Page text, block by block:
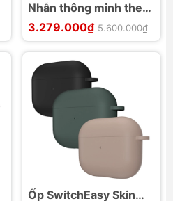
Nhẫn thông minh theo
dõi sức khoẻ Future
3.279.000₫ 5.600.000₫
Ốp SwitchEasy Skin